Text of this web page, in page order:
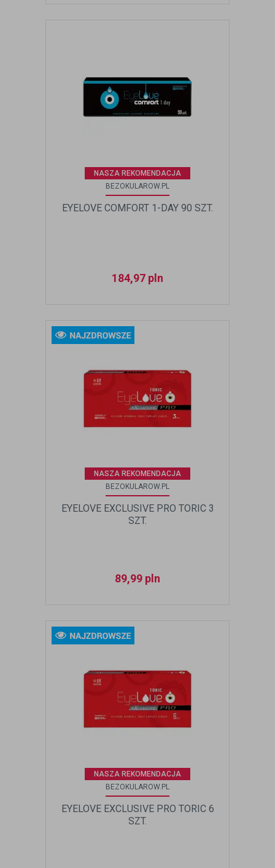
NASZA REKOMENDACJA
BEZOKULAROW.PL
EYELOVE COMFORT 1-DAY 90 SZT.
184,97 pln
NASZA REKOMENDACJA
BEZOKULAROW.PL
EYELOVE EXCLUSIVE PRO TORIC 3
SZT.
89,99 pln
NASZA REKOMENDACJA
BEZOKULAROW.PL
EYELOVE EXCLUSIVE PRO TORIC 6
SZT.